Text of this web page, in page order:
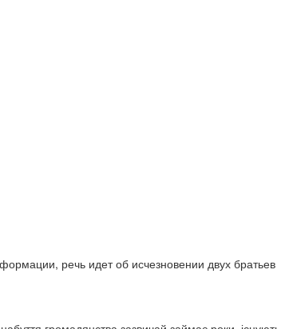
речь идет об исчезновении двух братьев